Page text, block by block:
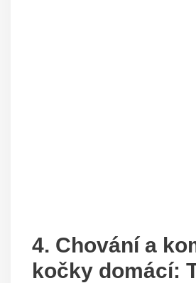
4. Chování a
kočky domácí: